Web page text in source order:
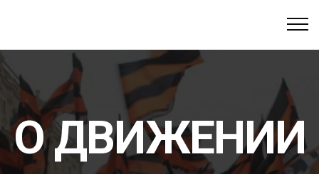
О ДВИЖЕНИИ